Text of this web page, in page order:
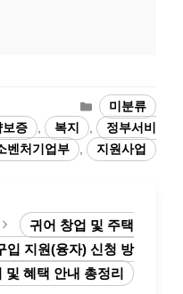
카
테
고
리
미분류
보증 , 복지 ,
정부서비
벤처기업부 , 지원사업
귀어 창업 및 주택
입 지원(융자) 신청 방
및 혜택 안내 총정리